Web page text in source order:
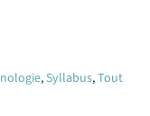
,Syllabus,Tout